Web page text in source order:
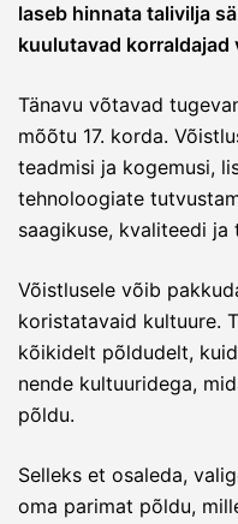
laseb hinnata talivilja
kuulutavad korraldajad
Tänavu võtavad
mõõtu 17. korda.
teadmisi ja kogemusi,
tehnoloogiate
saagikuse, kvaliteedi ja
Võistlusele võib
koristatavaid kultuure.
kõikidelt põldudelt,
nende kultuuridega,
põldu.
Selleks et osaleda,
oma parimat põldu,